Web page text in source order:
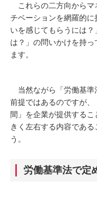
これらの二方向からマ
チベーションを網羅的
いを感じてもらうには
は？」の問いかけを持
ます。
当然ながら「労働基準
前提ではあるのですが
間」を企業が提供する
きく左右する内容であ
う。
労働基準法で定